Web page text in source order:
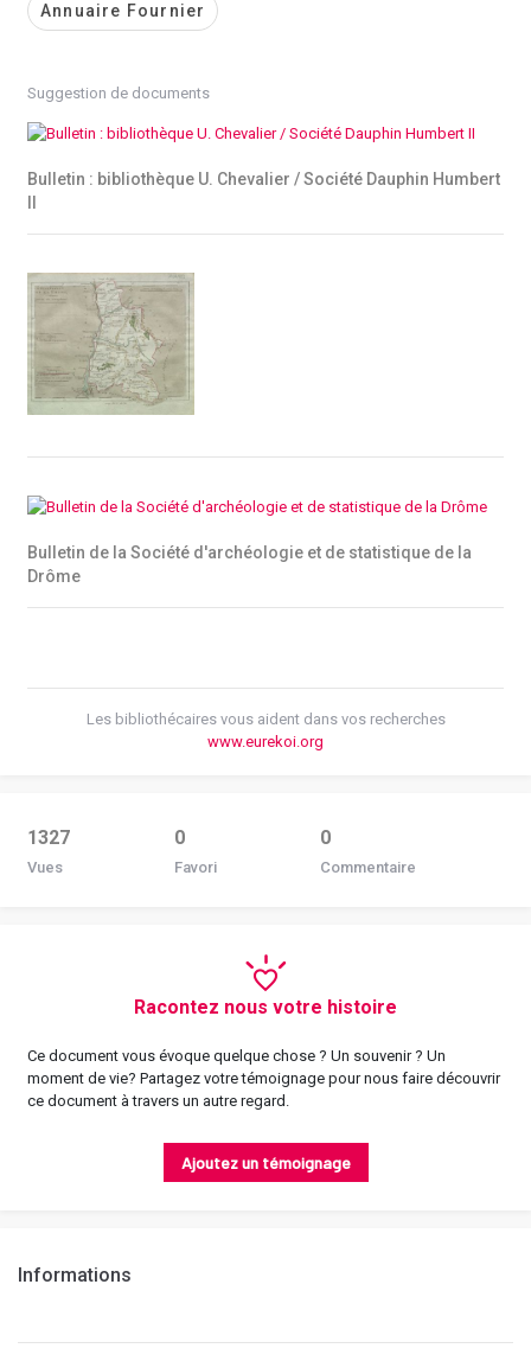
Informations
Annuaire Fournier
Suggestion de documents
Bulletin : bibliothèque U. Chevalier / Société Dauphin Humbert
Bulletin de la Société d'archéologie et de statistique de la
Drôme
Les bibliothécaires vous aident dans vos recherches
www.eurekoi.org
1327
Vues
0
Favori
0
Commentaire
Racontez nous votre histoire
Ce document vous évoque quelque chose ? Un souvenir ? Un
moment de vie? Partagez votre témoignage pour nous faire découvrir
ce document à travers un autre regard.
Ajoutez un témoignage